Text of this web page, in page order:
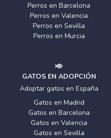
Perros en Barcelona
Perros en Valencia
Perros en Sevilla
Perros en Murcia
GATOS EN ADOPCIÓN
Adoptar gatos en España
Gatos en Madrid
Gatos en Barcelona
Gatos en Valencia
Gatos en Sevilla